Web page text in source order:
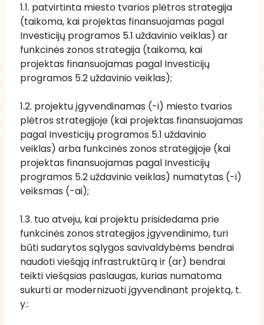
1.1. patvirtinta miesto tvarios plėtros strategija
(taikoma, kai projektas finansuojamas pagal
Investicijų programos 5.1 uždavinio veiklas) ar
funkcinės zonos strategija (taikoma, kai
projektas finansuojamas pagal Investicijų
programos 5.2 uždavinio veiklas);
1.2. projektu įgyvendinamas (-i) miesto tvarios
plėtros strategijoje (kai projektas finansuojamas
pagal Investicijų programos 5.1 uždavinio
veiklas) arba funkcinės zonos strategijoje (kai
projektas finansuojamas pagal Investicijų
programos 5.2 uždavinio veiklas) numatytas (-i)
veiksmas (-ai);
1.3. tuo atveju, kai projektu prisidedama prie
funkcinės zonos strategijos įgyvendinimo, turi
būti sudarytos sąlygos savivaldybėms bendrai
naudoti viešąją infrastruktūrą ir (ar) bendrai
teikti viešąsias paslaugas, kurias numatoma
sukurti ar modernizuoti įgyvendinant projektą, t.
y.: